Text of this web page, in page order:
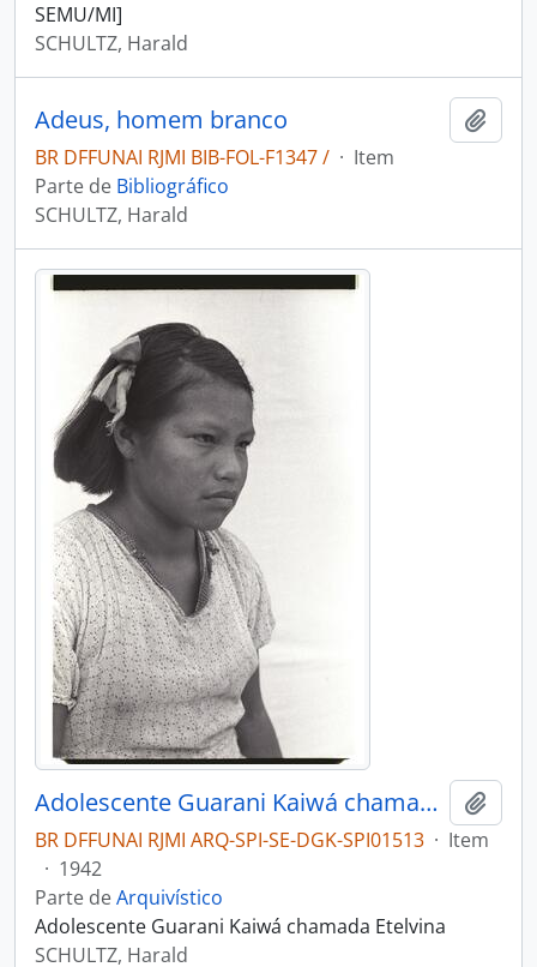
SEMU/MI]
SCHULTZ, Harald
Adeus, homem branco
BR DFFUNAI RJMI BIB-FOL-F1347 / · Item
Parte de Bibliográfico
SCHULTZ, Harald
Adolescente Guarani Kaiwá chamada Etelvina
BR DFFUNAI RJMI ARQ-SPI-SE-DGK-SPI01513 · Item
· 1942
Parte deArquivístico
Adolescente Guarani Kaiwá chamada Etelvina
SCHULTZ, Harald